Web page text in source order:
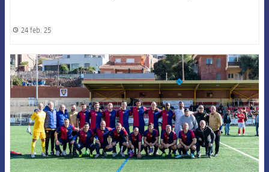
label.share.clock
24 feb. 25
FCB Barcelona badge